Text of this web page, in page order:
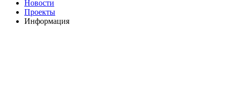
Новости
Проекты
Информация